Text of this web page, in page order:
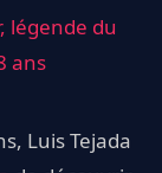
légende du
ans
Luis Tejada